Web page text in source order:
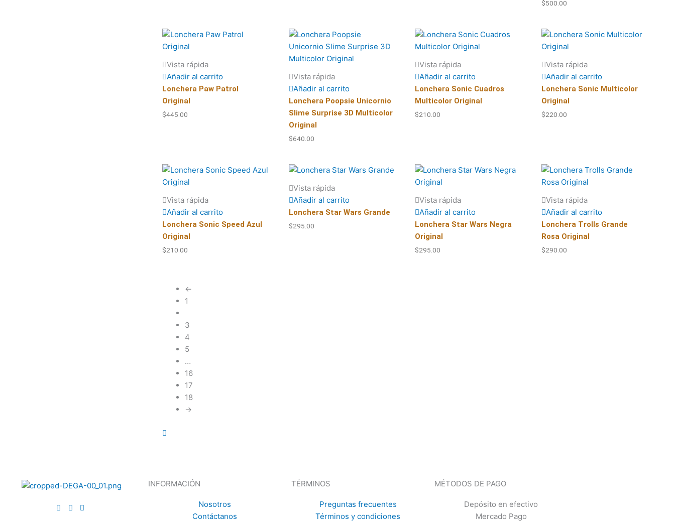
$500.00
Vista rápida
Añadir al carrito
Lonchera Paw Patrol
Original
$445.00
Vista rápida
Añadir al carrito
Lonchera Poopsie Unicornio
Slime Surprise 3D Multicolor
Original
$640.00
Vista rápida
Añadir al carrito
Lonchera Sonic Cuadros
Multicolor Original
$210.00
Vista rápida
Añadir al carrito
Lonchera Sonic Multicolor
Original
$220.00
Vista rápida
Añadir al carrito
Lonchera Sonic Speed Azul
Original
$210.00
Vista rápida
Añadir al carrito
Lonchera Star Wars Grande
$295.00
Vista rápida
Añadir al carrito
Lonchera Star Wars Negra
Original
$295.00
Vista rápida
Añadir al carrito
Lonchera Trolls Grande
Rosa Original
$290.00
←
1
3
4
5
…
16
17
18
→
INFORMACIÓN
Nosotros
Contáctanos
TÉRMINOS
Preguntas frecuentes
Términos y condiciones
MÉTODOS DE PAGO
Depósito en efectivo
Mercado Pago